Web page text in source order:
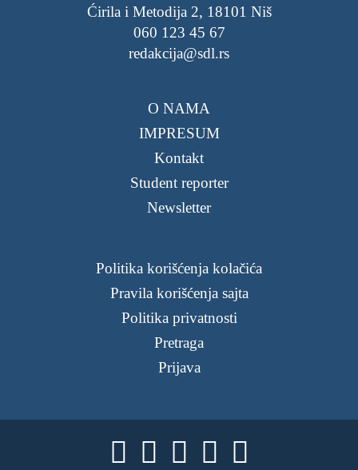
Ćirila i Metodija 2, 18101 Niš
060 123 45 67
redakcija@sdl.rs
O NAMA
IMPRESUM
Kontakt
Student reporter
Newsletter
Politika korišćenja kolačića
Pravila korišćenja sajta
Politika privatnosti
Pretraga
Prijava
    